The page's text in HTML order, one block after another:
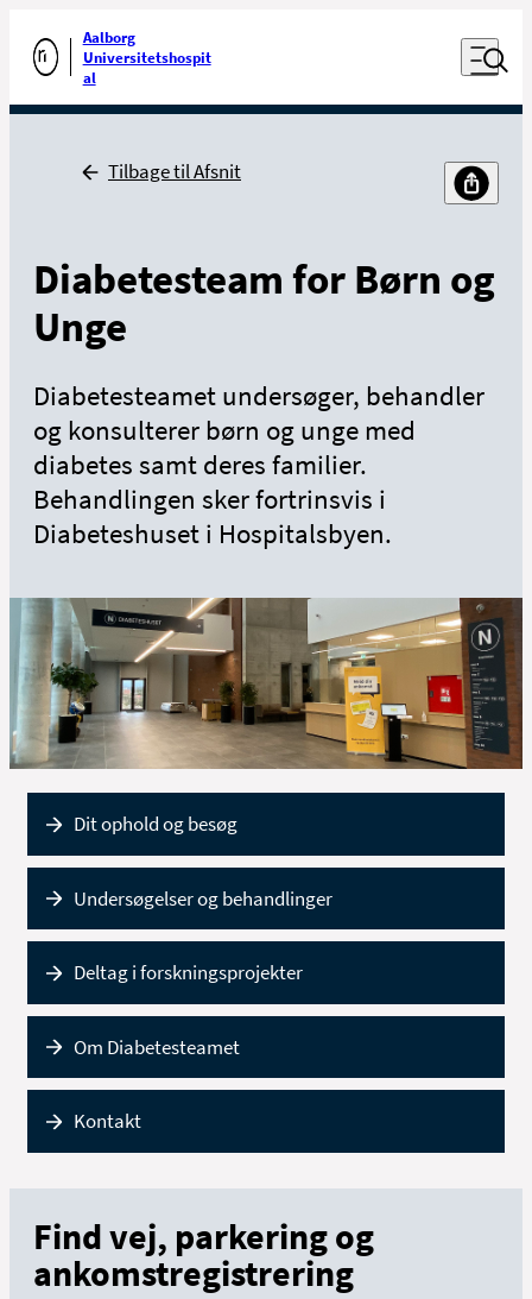
Gå til forsiden
Aalborg
Universitetshospit
al
Åben
Udfør søgning
Tilbage
Tilbage til Afsnit
Diabetesteam for Børn og
Unge
Diabetesteamet undersøger, behandler
og konsulterer børn og unge med
diabetes samt deres familier.
Behandlingen sker fortrinsvis i
Diabeteshuset i Hospitalsbyen.
Dit ophold og besøg
Undersøgelser og behandlinger
Deltag i forskningsprojekter
Om Diabetesteamet
Kontakt
Find vej, parkering og
ankomstregistrering